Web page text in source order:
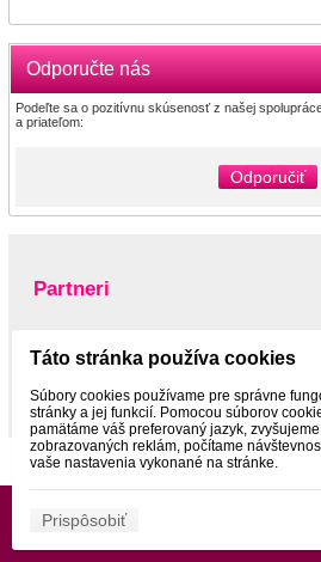
Odporučte nás
Podeľte sa o pozitívnu skúsenosť z našej
a priateľom:
Odporučiť
Partneri
Táto stránka používa cookies
Súbory cookies používame pre správne
stránky a jej funkcií. Pomocou súborov
pamätáme váš preferovaný jazyk,
zobrazovaných reklám, počítame
vaše nastavenia vykonané na stránke.
Prispôsobiť